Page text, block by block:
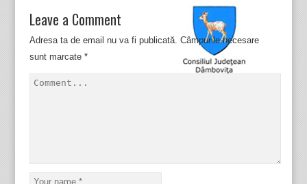
Leave a Comment
Adresa ta de email nu va fi publicată. Câmpurile necesare
sunt marcate *